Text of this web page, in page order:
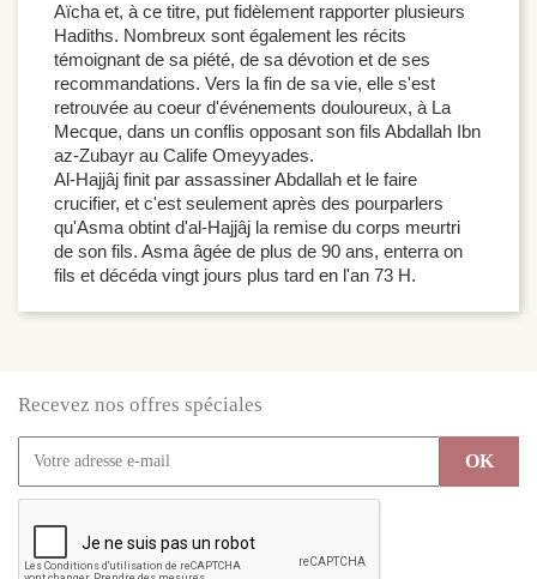
Aïcha et, à ce titre, put fidèlement rapporter plusieurs
Hadiths. Nombreux sont également les récits
témoignant de sa piété, de sa dévotion et de ses
recommandations. Vers la fin de sa vie, elle s'est
retrouvée au coeur d'événements douloureux, à La
Mecque, dans un conflis opposant son fils Abdallah Ibn
az-Zubayr au Calife Omeyyades.
Al-Hajjâj finit par assassiner Abdallah et le faire
crucifier, et c'est seulement après des pourparlers
qu'Asma obtint d'al-Hajjâj la remise du corps meurtri
de son fils. Asma âgée de plus de 90 ans, enterra on
fils et décéda vingt jours plus tard en l'an 73 H.
Recevez nos offres spéciales